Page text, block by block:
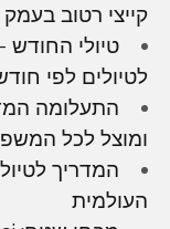
קייצי רטוב בעמק
טיולי
לטיולים לפי
התעלומה
ומוצל לכל
המדריך
העולמית